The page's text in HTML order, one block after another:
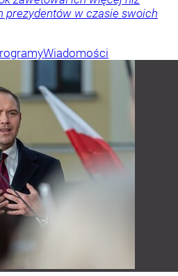
prezydentów w czasie swoich
Wiadomości